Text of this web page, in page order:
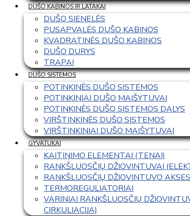
DUŠO KABINOS IR LATAKAI
DUŠO SIENELĖS
PUSAPVALĖS DUŠO KABINOS
KVADRATINĖS DUŠO KABINOS
DUŠO DURYS
TRAPAI
DUŠO SISTEMOS
POTINKINĖS DUŠO SISTEMOS
POTINKINIAI DUŠO MAIŠYTUVAI
POTINKINĖS DUŠO SISTEMOS DALYS
VIRŠTINKINĖS DUŠO SISTEMOS
VIRŠTINKINIAI DUŠO MAIŠYTUVAI
GYVATUKAI
KAITINIMO ELEMENTAI (TENAI)
RANKŠLUOSČIŲ DŽIOVINTUVAI
RANKŠLUOSČIŲ DŽIOVINTUVO
TERMOREGULIATORIAI
VARINIAI RANKŠLUOSČIŲ
CIRKULIACIJA)